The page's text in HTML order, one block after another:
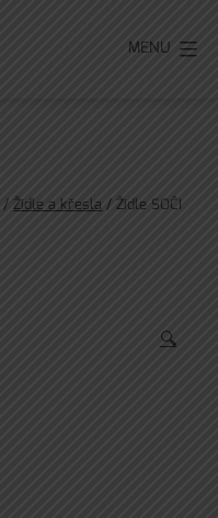
MENU
/Židle a křesla/ Židle SOČI
🔍